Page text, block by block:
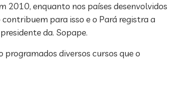
2010, enquanto nos países desenvolvidos
para isso e o Pará registra a
da. Sopape.
programados diversos cursos que o